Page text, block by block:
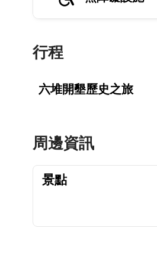
行程
六堆開墾歷史之旅
周邊資訊
景點